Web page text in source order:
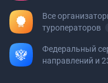
Все
туроператоров
Федеральный
направлений и